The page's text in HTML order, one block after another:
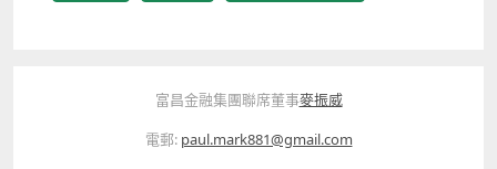
富昌金融集團聯席董事麥振威
電郵: paul.mark881@gmail.com